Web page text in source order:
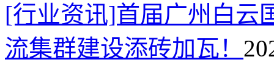
[行业资讯]首届广州白云
流集群建设添砖加瓦！